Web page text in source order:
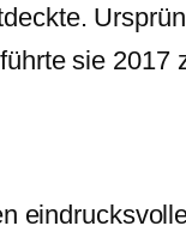
sie 2017